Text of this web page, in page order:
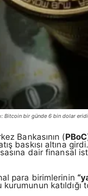
Bitcoin bir günde 6 bin dolar
Bankasının (PBoC
baskısı altına
dair finansal
para birimlerinin